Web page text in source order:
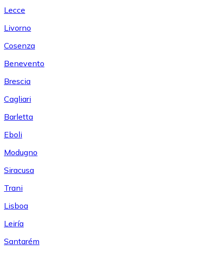
Lecce
Livorno
Cosenza
Benevento
Brescia
Cagliari
Barletta
Eboli
Modugno
Siracusa
Trani
Lisboa
Leiría
Santarém